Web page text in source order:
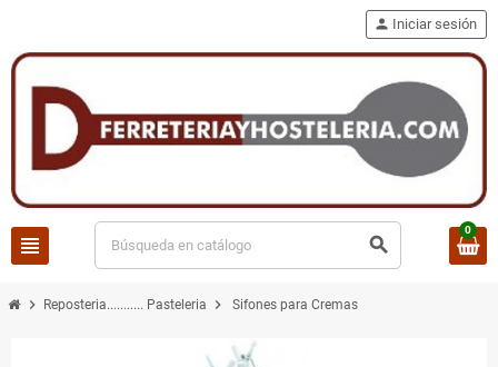
view_headline search
person Iniciar sesión
0
chevron_right Reposteria........... Pasteleria chevron_right Sifones para Cremas